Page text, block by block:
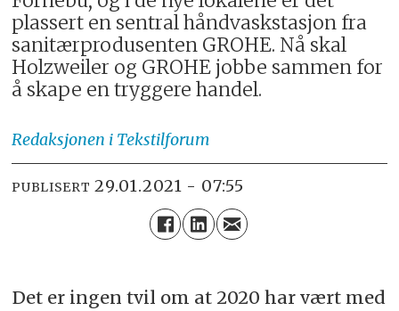
plassert en sentral håndvaskstasjon fra
sanitærprodusenten GROHE. Nå skal
Holzweiler og GROHE jobbe sammen for
å skape en tryggere handel.
Redaksjonen i Tekstilforum
PUBLISERT 29.01.2021 - 07:55
Det er ingen tvil om at 2020 har vært med